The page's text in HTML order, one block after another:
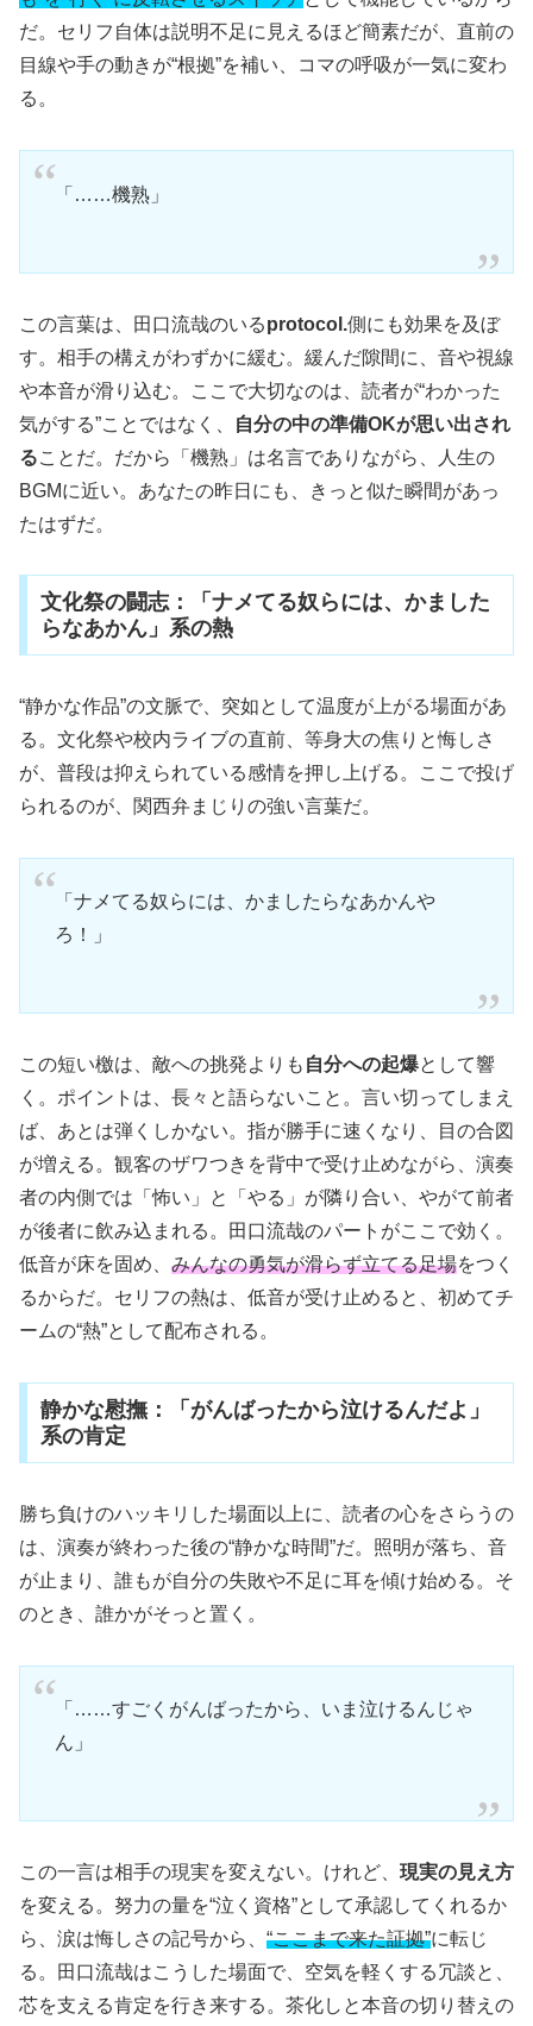
だ。セリフ自体は説明不足に見えるほど簡素だが、直前の
目線や手の動きが“根拠”を補い、コマの呼吸が一気に変わ
る。
「……機熟」
この言葉は、田口流哉のいるprotocol.側にも効果を及ぼ
す。相手の構えがわずかに緩む。緩んだ隙間に、音や視線
や本音が滑り込む。ここで大切なのは、読者が“わかった
気がする”ことではなく、
自分の中の準備OKが思い出され
ることだ。だから「機熟」は名言でありながら、人生の
BGMに近い。あなたの昨日にも、きっと似た瞬間があっ
たはずだ。
文化祭の闘志：「ナメてる奴らには、かました
らなあかん」系の熱
“静かな作品”の文脈で、突如として温度が上がる場面があ
る。文化祭や校内ライブの直前、等身大の焦りと悔しさ
が、普段は抑えられている感情を押し上げる。ここで投げ
られるのが、関西弁まじりの強い言葉だ。
「ナメてる奴らには、かましたらなあかんや
ろ！」
この短い檄は、敵への挑発よりも 自分への起爆として響
く。ポイントは、長々と語らないこと。言い切ってしまえ
ば、あとは弾くしかない。指が勝手に速くなり、目の合図
が増える。観客のザワつきを背中で受け止めながら、演奏
者の内側では「怖い」と「やる」が隣り合い、やがて前者
が後者に飲み込まれる。田口流哉のパートがここで効く。
低音が床を固め、 みんなの勇気が滑らず立てる足場をつく
るからだ。セリフの熱は、低音が受け止めると、初めてチ
ームの“熱”として配布される。
静かな慰撫：「がんばったから泣けるんだよ」
系の肯定
勝ち負けのハッキリした場面以上に、読者の心をさらうの
は、演奏が終わった後の“静かな時間”だ。照明が落ち、音
が止まり、誰もが自分の失敗や不足に耳を傾け始める。そ
のとき、誰かがそっと置く。
「……すごくがんばったから、いま泣けるんじゃ
ん」
この一言は相手の現実を変えない。けれど、 現実の見え方
を変える。努力の量を“泣く資格”として承認してくれるか
ら、涙は悔しさの記号から、 “ここまで来た証拠”に転じ
る。田口流哉はこうした場面で、空気を軽くする冗談と、
芯を支える肯定を行き来する。茶化しと本音の切り替えの